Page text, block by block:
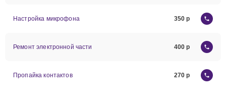
Настройка микрофона 350
Ремонт электронной части 400
Пропайка контактов 270